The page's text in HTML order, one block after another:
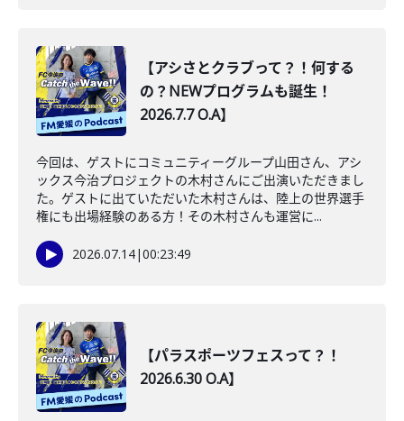
【アシさとクラブって？！何する
の？NEWプログラムも誕生！
2026.7.7 O.A】
今回は、ゲストにコミュニティーグループ山田さん、アシ
ックス今治プロジェクトの木村さんにご出演いただきまし
た。ゲストに出ていただいた木村さんは、陸上の世界選手
権にも出場経験のある方！その木村さんも運営に...
2026.07.14|00:23:49
【パラスポーツフェスって？！
2026.6.30 O.A】